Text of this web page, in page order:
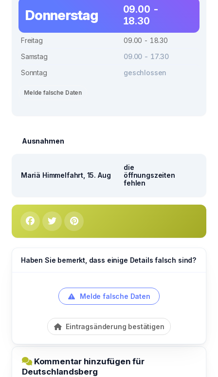
Donnerstag
09.00 -
18.30
Freitag
09.00 - 18.30
Samstag
09.00 - 17.30
Sonntag
geschlossen
Melde falsche Daten
Ausnahmen
Mariä Himmelfahrt, 15. Aug
die
öffnungszeiten
fehlen
Haben Sie bemerkt, dass einige Details falsch sind?
Melde falsche Daten
Eintragsänderung bestätigen
Kommentar hinzufügen für
Deutschlandsberg